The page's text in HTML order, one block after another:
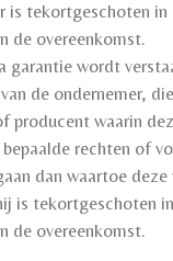
is tekortgeschoten in
de overeenkomst.
garantie wordt
de ondernemer,
producent waarin
rechten of
dan waartoe
is tekortgeschoten
de overeenkomst.